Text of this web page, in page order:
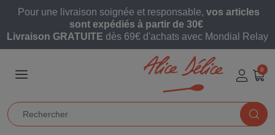
Pour une livraison soignée et responsable, vos articles
sont expédiés à partir de 30€
Livraison GRATUITE dès 69€ d'achats avec Mondial Relay
0